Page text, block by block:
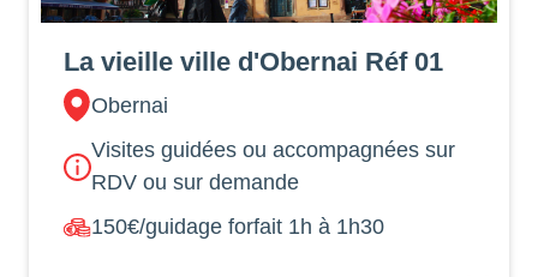
La vieille ville d'Obernai Réf 01
Obernai
Visites guidées ou accompagnées sur
RDV ou sur demande
150€/guidage forfait 1h à 1h30